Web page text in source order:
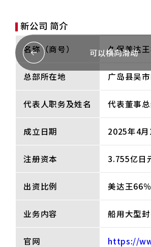
新公司 简介
名称（商号） 久保美达
总部所在地 广岛县吴
代表人职务及姓名 代表董事
成立日期 2025年4月
注册资本 3.755亿日
出资比例 美达王66
业务内容 船用大型
官网 https://
可以横向滑动